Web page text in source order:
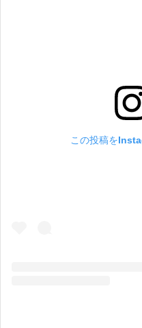
この投稿を